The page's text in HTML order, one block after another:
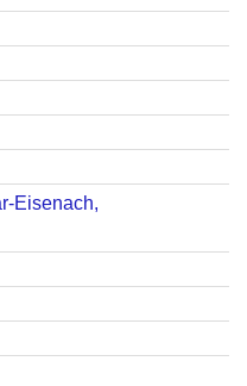
Eisenach,